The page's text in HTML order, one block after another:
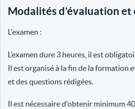
Modalités d’évaluation et
L'examen :
L’examen dure 3 heures, il est
Il est organisé à la fin de la formation
et des questions rédigées.
Il est nécessaire d'obtenir minimum